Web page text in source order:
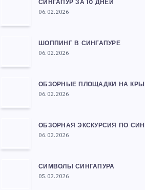
СИНГАПУР ЗА 10 ДНЕЙ
06.02.2026
ШОППИНГ В СИНГАПУРЕ
06.02.2026
ОБЗОРНЫЕ ПЛОЩАДКИ НА
06.02.2026
ОБЗОРНАЯ ЭКСКУРСИЯ ПО
06.02.2026
СИМВОЛЫ СИНГАПУРА
05.02.2026